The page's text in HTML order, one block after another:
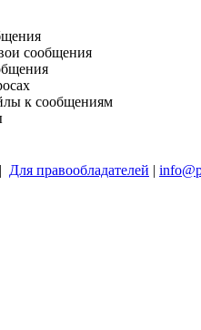
сообщения
к сообщениям
| Для правообладателей |